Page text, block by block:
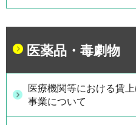
医薬品・毒劇物
医療機関等における賃
事業について